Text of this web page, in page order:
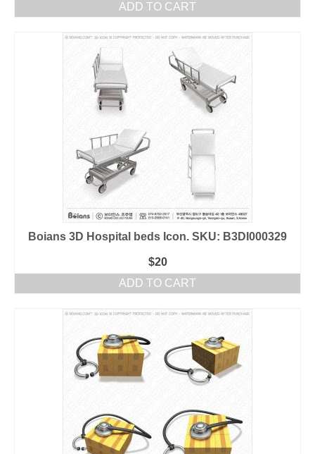
ADD TO CART
Boians 3D Hospital beds Icon. SKU: B3DI000329
$20
ADD TO CART